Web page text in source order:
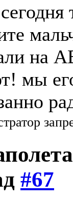
на
мы
#67